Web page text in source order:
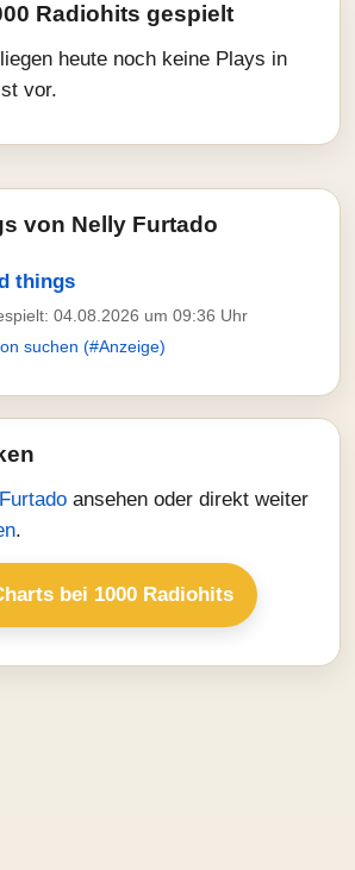
Radiohits gespielt
heute noch keine Plays in
vor.
von Nelly Furtado
things
04.08.2026 um 09:36 Uhr
suchen (#Anzeige)
ansehen oder direkt weiter
.
bei 1000 Radiohits